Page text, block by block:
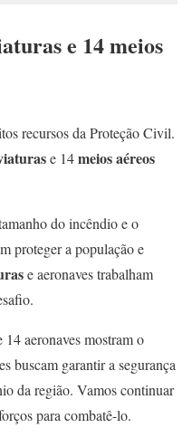
e 14 meios
recursos da Proteção Civil.
e 14meios aéreos
do incêndio e o
proteger a população e
e aeronaves trabalham
14 aeronaves mostram o
buscam garantir a segurança
da região. Vamos continuar
para combatê-lo.